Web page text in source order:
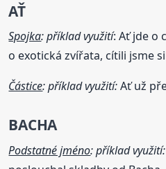
AŤ
Spojka: příklad využití: Ať jde o
o exotická zvířata, cítili jsme
Částice: příklad využití:Ať už
BACHA
Podstatné jméno: příklad využití: